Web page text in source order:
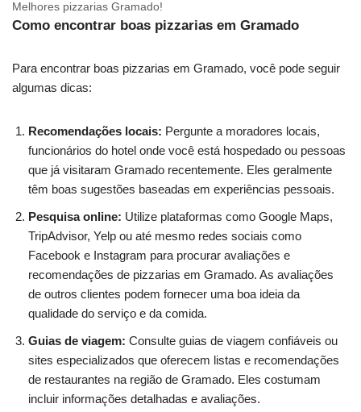
Melhores pizzarias Gramado!
Como encontrar boas pizzarias em Gramado
Para encontrar boas pizzarias em Gramado, você pode seguir
algumas dicas:
Recomendações locais: Pergunte a moradores locais,
funcionários do hotel onde você está hospedado ou pessoas
que já visitaram Gramado recentemente. Eles geralmente
têm boas sugestões baseadas em experiências pessoais.
Pesquisa online: Utilize plataformas como Google Maps,
TripAdvisor, Yelp ou até mesmo redes sociais como
Facebook e Instagram para procurar avaliações e
recomendações de pizzarias em Gramado. As avaliações
de outros clientes podem fornecer uma boa ideia da
qualidade do serviço e da comida.
Guias de viagem: Consulte guias de viagem confiáveis ​​ou
sites especializados que oferecem listas e recomendações
de restaurantes na região de Gramado. Eles costumam
incluir informações detalhadas e avaliações.